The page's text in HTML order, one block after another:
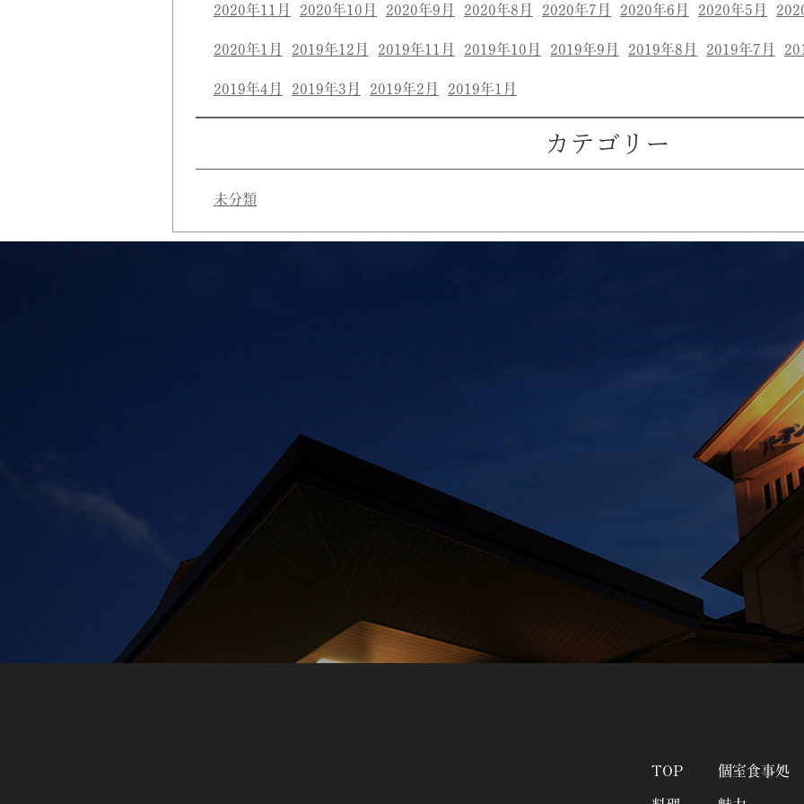
2020年11月 2020年10月 2020年9月 2020年8月 2020年7月 2020年6月 2020年5月
2020年1月 2019年12月 2019年11月 2019年10月 2019年9月 2019年8月 2019年7月
2019年4月 2019年3月 2019年2月 2019年1月
カテゴリー
未分類
TOP
個室食事処